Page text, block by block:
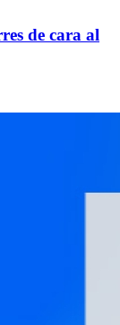
de cara al